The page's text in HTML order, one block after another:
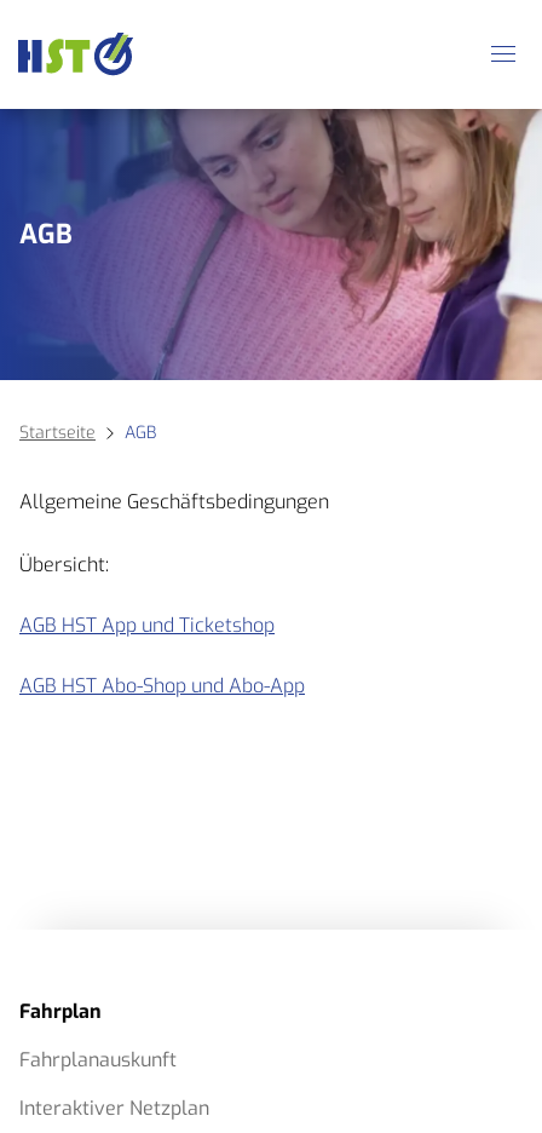
AGB
Startseite AGB
Allgemeine Geschäftsbedingungen
Übersicht:
AGB HST App und Ticketshop
AGB HST Abo-Shop und Abo-App
Fahrplan
Fahrplanauskunft
Interaktiver Netzplan